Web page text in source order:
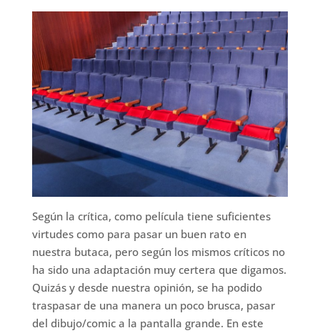
Según la crítica, como película tiene suficientes
virtudes como para pasar un buen rato en
nuestra butaca, pero según los mismos críticos no
ha sido una adaptación muy certera que digamos.
Quizás y desde nuestra opinión, se ha podido
traspasar de una manera un poco brusca, pasar
del dibujo/comic a la pantalla grande. En este